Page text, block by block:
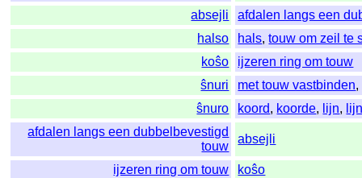
absejli
afdalen langs een
halso
hals,touw om zeil te
koŝo
ijzeren ring om touw
ŝnuri
met touw vastbinden,
ŝnuro
koord, koorde, lijn,
afdalen langs een dubbelbevestigd
touw
absejli
ijzeren ring om touw
koŝo